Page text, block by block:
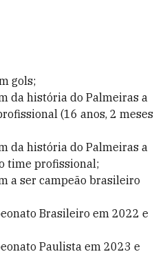
gols;
da história do Palmeiras a
(16 anos, 2 meses
da história do Palmeiras a
time profissional;
a ser campeão brasileiro
Brasileiro em 2022 e
Paulista em 2023 e